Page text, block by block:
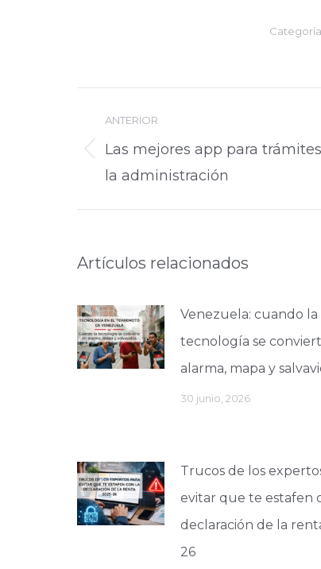
publicaciones
ANTERIOR
Publicación
Las mejores app para
la administración
Artículos relacionados
Venezuela: cuando la
tecnología se
alarma, mapa y
30 junio, 2026
Trucos de los
evitar que te estafen
declaración de la
26